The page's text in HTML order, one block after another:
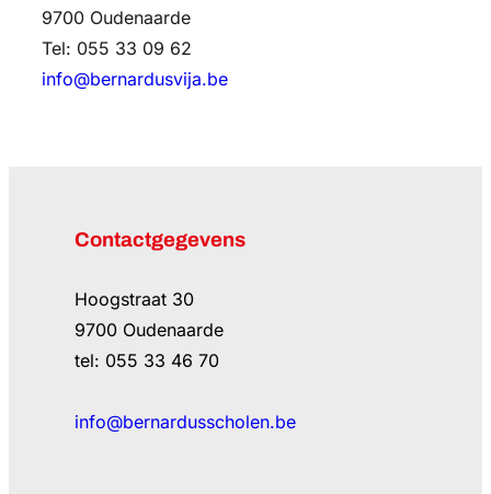
9700 Oudenaarde
Tel: 055 33 09 62
info@bernardusvija.be
Contactgegevens
Hoogstraat 30
9700 Oudenaarde
tel: 055 33 46 70
info@bernardusscholen.be